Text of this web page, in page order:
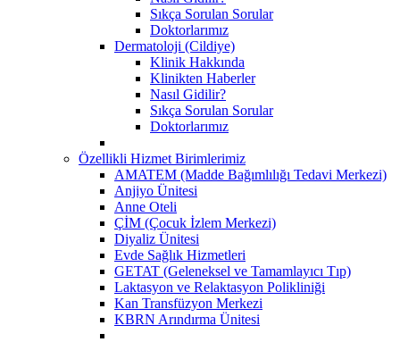
Sıkça Sorulan Sorular
Doktorlarımız
Dermatoloji (Cildiye)
Klinik Hakkında
Klinikten Haberler
Nasıl Gidilir?
Sıkça Sorulan Sorular
Doktorlarımız
Özellikli Hizmet Birimlerimiz
AMATEM (Madde Bağımlılığı Tedavi Merkezi)
Anjiyo Ünitesi
Anne Oteli
ÇİM (Çocuk İzlem Merkezi)
Diyaliz Ünitesi
Evde Sağlık Hizmetleri
GETAT (Geleneksel ve Tamamlayıcı Tıp)
Laktasyon ve Relaktasyon Polikliniği
Kan Transfüzyon Merkezi
KBRN Arındırma Ünitesi